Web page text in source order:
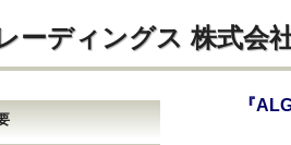
ーディングス 株式会
『